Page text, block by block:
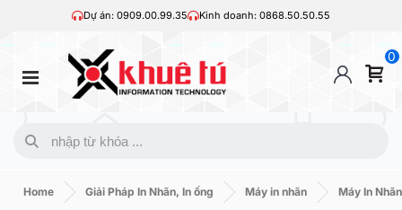
Dự án: 0909.00.99.35 Kinh doanh: 0868.50.50.55
0
Home Giải Pháp In Nhãn, In ống Máy in nhãn Máy In